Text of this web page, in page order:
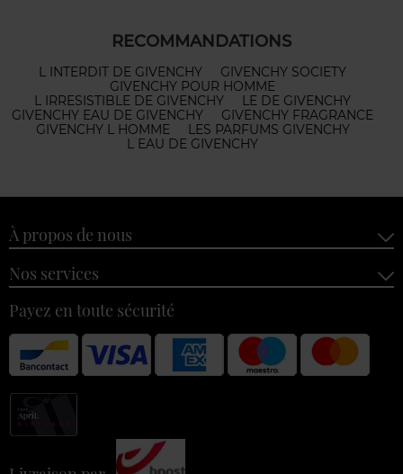
RECOMMANDATIONS
L INTERDIT DE GIVENCHY
GIVENCHY SOCIETY
GIVENCHY POUR HOMME
L IRRESISTIBLE DE GIVENCHY
LE DE GIVENCHY
GIVENCHY EAU DE GIVENCHY
GIVENCHY FRAGRANCE
GIVENCHY L HOMME
LES PARFUMS GIVENCHY
L EAU DE GIVENCHY
À propos de nous
Nos services
Payez en toute sécurité